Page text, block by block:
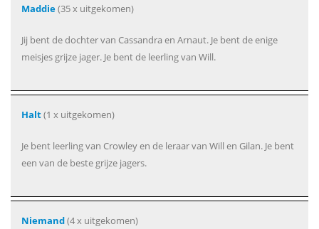
Maddie(35 x uitgekomen)
Jij bent de dochter van Cassandra en Arnaut. Je bent de enige
meisjes grijze jager. Je bent de leerling van Will.
Halt(1 x uitgekomen)
Je bent leerling van Crowley en de leraar van Will en Gilan. Je bent
een van de beste grijze jagers.
Niemand(4 x uitgekomen)